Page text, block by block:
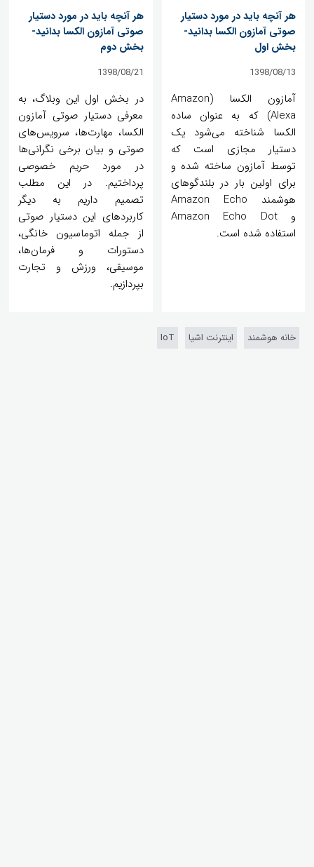
هر آنچه باید در مورد دستیار
صوتی آمازون الکسا بدانید-
بخش اول
1398/08/13
آمازون الکسا (Amazon
Alexa) که به عنوان ساده
الکسا شناخته می‌شود یک
دستیار مجازی است که
توسط آمازون ساخته شده و
برای اولین بار در بلندگوهای
هوشمند Amazon Echo
و Amazon Echo Dot
استفاده شده است.
هر آنچه باید در مورد دستیار
صوتی آمازون الکسا بدانید-
بخش دوم
1398/08/21
در بخش اول این وبلاگ، به
معرفی دستیار صوتی آمازون
الکسا، مهارت‌ها، سرویس‌های
صوتی و بیان برخی نگرانی‌ها
در مورد حریم خصوصی
پرداختیم. در این مطلب
تصمیم داریم به دیگر
کاربردهای این دستیار صوتی
از جمله اتوماسیون خانگی،
دستورات و فرمان‌ها،
موسیقی، ورزش و تجارت
بپردازیم.
خانه هوشمند اینترنت اشیا IoT